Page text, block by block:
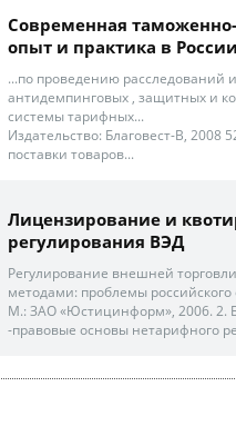
Современная
опыт и практика в России
...по проведению
антидемпинговых , защитных и
системы тарифных...
Издательство: Благовест-В,
поставки товаров...
Лицензирование и
регулирования ВЭД
Регулирование внешней
методами: проблемы российского
М.: ЗАО «Юстицинформ», 2006. 2.
-правовые основы нетарифного